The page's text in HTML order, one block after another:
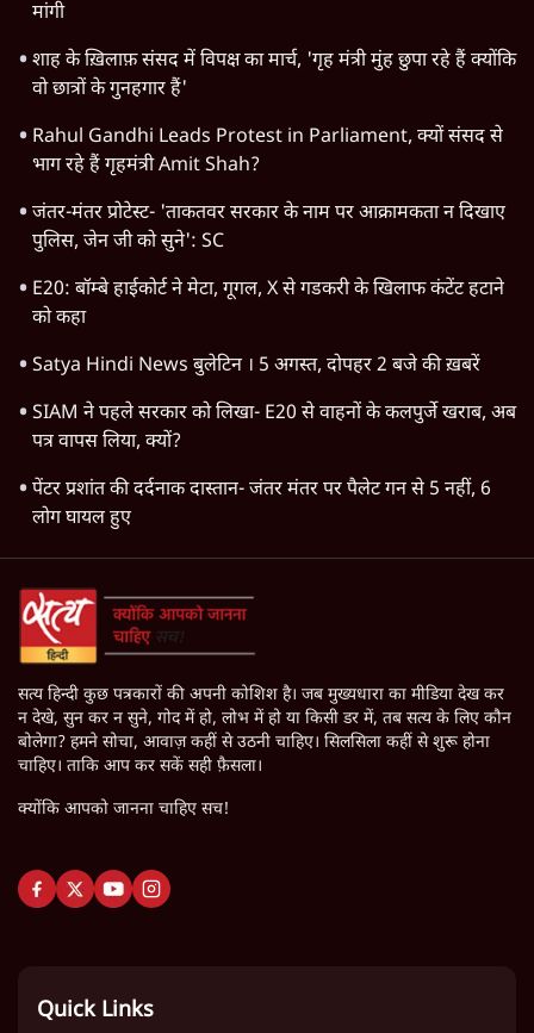
मांगी
शाह के ख़िलाफ़ संसद में विपक्ष का मार्च, 'गृह मंत्री मुंह छुपा रहे हैं क्योंकि
वो छात्रों के गुनहगार हैं'
Rahul Gandhi Leads Protest in Parliament, क्यों संसद से
भाग रहे हैं गृहमंत्री Amit Shah?
जंतर-मंतर प्रोटेस्ट- 'ताकतवर सरकार के नाम पर आक्रामकता न दिखाए
पुलिस, जेन जी को सुने': SC
E20: बॉम्बे हाईकोर्ट ने मेटा, गूगल, X से गडकरी के खिलाफ कंटेंट हटाने
को कहा
Satya Hindi News बुलेटिन । 5 अगस्त, दोपहर 2 बजे की ख़बरें
SIAM ने पहले सरकार को लिखा- E20 से वाहनों के कलपुर्जे खराब, अब
पत्र वापस लिया, क्यों?
पेंटर प्रशांत की दर्दनाक दास्तान- जंतर मंतर पर पैलेट गन से 5 नहीं, 6
लोग घायल हुए
सत्य हिन्दी कुछ पत्रकारों की अपनी कोशिश है। जब मुख्यधारा का मीडिया देख कर
न देखे, सुन कर न सुने, गोद में हो, लोभ में हो या किसी डर में, तब सत्य के लिए कौन
बोलेगा? हमने सोचा, आवाज़ कहीं से उठनी चाहिए। सिलसिला कहीं से शुरू होना
चाहिए। ताकि आप कर सकें सही फ़ैसला।
क्योंकि आपको जानना चाहिए सच!
Quick Links